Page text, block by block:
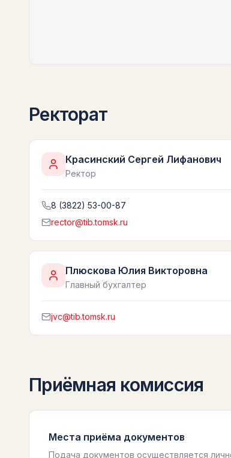
Ректорат
Красинский Сергей Лифанович
Ректор
8 (3822) 53-00-87
rector@tib.tomsk.ru
Плюскова Юлия Викторовна
Главный бухгалтер
jvc@tib.tomsk.ru
Приёмная комиссия
Места приёма документов
Подача документов осуществляется